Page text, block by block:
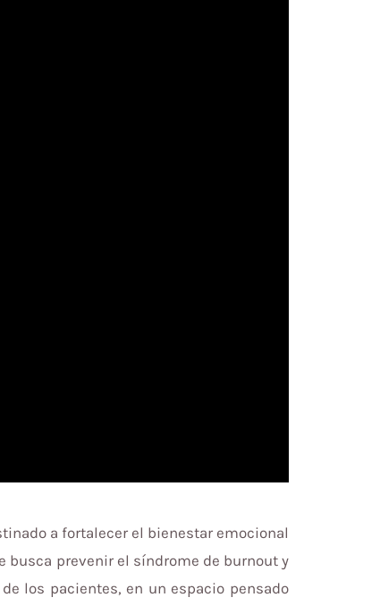
a fortalecer el bienestar emocional
busca prevenir el síndrome de burnout y
los pacientes, en un espacio pensado